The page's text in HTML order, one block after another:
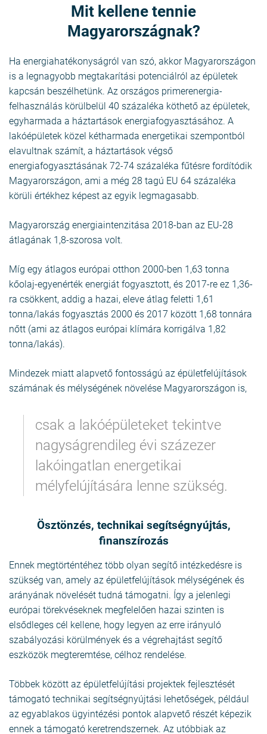
Mit kellene tennie
Magyarországnak?
Ha energiahatékonyságról van szó, akkor Magyarországon
is a legnagyobb megtakarítási potenciálról az épületek
kapcsán beszélhetünk. Az országos primerenergia-
felhasználás körülbelül 40 százaléka köthető az épületek,
egyharmada a háztartások energiafogyasztásához. A
lakóépületek közel kétharmada energetikai szempontból
elavultnak számít, a háztartások végső
energiafogyasztásának 72-74 százaléka fűtésre fordítódik
Magyarországon, ami a még 28 tagú EU 64 százaléka
körüli értékhez képest az egyik legmagasabb.
Magyarország energiaintenzitása 2018-ban az EU-28
átlagának 1,8-szorosa volt.
Míg egy átlagos európai otthon 2000-ben 1,63 tonna
kőolaj-egyenérték energiát fogyasztott, és 2017-re ez 1,36-
ra csökkent, addig a hazai, eleve átlag feletti 1,61
tonna/lakás fogyasztás 2000 és 2017 között 1,68 tonnára
nőtt (ami az átlagos európai klímára korrigálva 1,82
tonna/lakás).
Mindezek miatt alapvető fontosságú az épületfelújítások
számának és mélységének növelése Magyarországon is,
csak a lakóépületeket tekintve
nagyságrendileg évi százezer
lakóingatlan energetikai
mélyfelújítására lenne szükség.
Ösztönzés, technikai segítségnyújtás,
finanszírozás
Ennek megtörténtéhez több olyan segítő intézkedésre is
szükség van, amely az épületfelújítások mélységének és
arányának növelését tudná támogatni. Így a jelenlegi
európai törekvéseknek megfelelően hazai szinten is
elsődleges cél kellene, hogy legyen az erre irányuló
szabályozási körülmények és a végrehajtást segítő
eszközök megteremtése, célhoz rendelése.
Többek között az épületfelújítási projektek fejlesztését
támogató technikai segítségnyújtási lehetőségek, például
az egyablakos ügyintézési pontok alapvető részét képezik
ennek a támogató keretrendszernek. Az utóbbiak az